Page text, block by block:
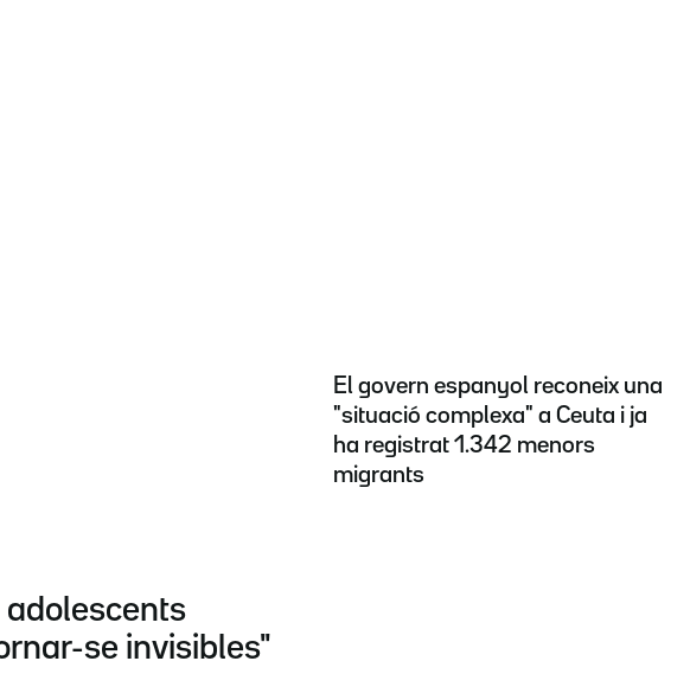
adolescents
se invisibles"
El govern espanyol reconeix una
"situació complexa" a Ceuta i ja
ha registrat 1.342 menors
migrants